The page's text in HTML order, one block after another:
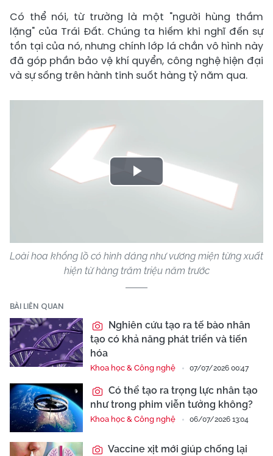
Có thể nói, từ trường là một "người hùng thầm
lặng" của Trái Đất. Chúng ta hiếm khi nghĩ đến sự
tồn tại của nó, nhưng chính lớp lá chắn vô hình này
đã góp phần bảo vệ khí quyển, công nghệ hiện đại
và sự sống trên hành tinh suốt hàng tỷ năm qua.
Play
Loài hoa khổng lồ có hình dáng như vương miện từng xuất
hiện từ hàng trăm triệu năm trước
BÀI LIÊN QUAN
Nghiên cứu tạo ra tế bào nhân
tạo có khả năng phát triển và tiến
hóa
Khoa học & Công nghệ 07/07/2026 00:47
Có thể tạo ra trọng lực nhân tạo
như trong phim viễn tưởng không?
Khoa học & Công nghệ 06/07/2026 13:04
Vaccine xịt mới giúp chống lại